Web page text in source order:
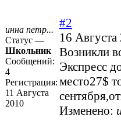
инна петр...
Статус —
Школьник
Сообщений:
4
Регистрация:
11 Августа
2010
#2
16
Возникли
Экспресс
место27$
Изменено: